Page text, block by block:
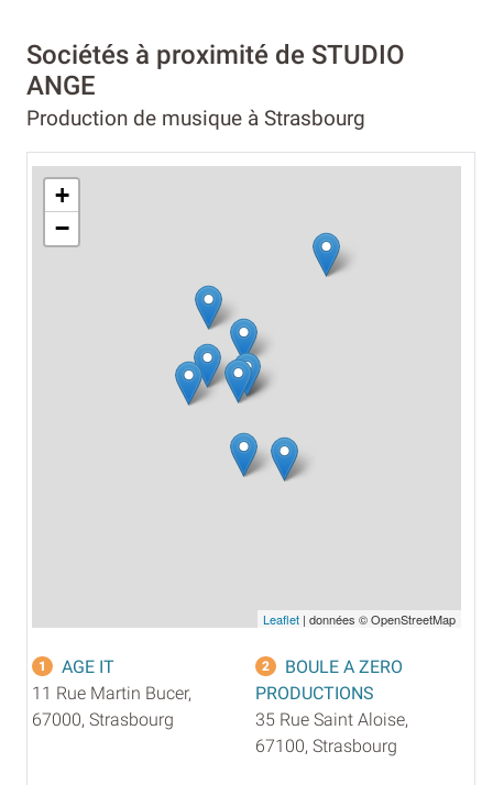
Sociétés à proximité de STUDIO
ANGE
Production de musique à Strasbourg
+
−
Leaflet | données © OpenStreetMap
1
AGE IT
11 Rue Martin Bucer,
67000, Strasbourg
2
BOULE A ZERO
PRODUCTIONS
35 Rue Saint Aloise,
67100, Strasbourg